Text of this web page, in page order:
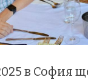
в София